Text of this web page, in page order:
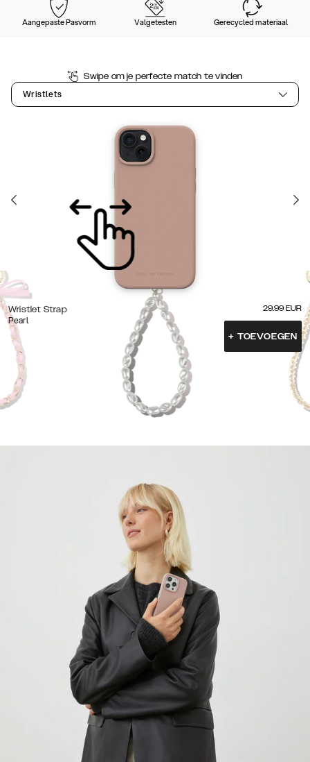
Aangepaste Pasvorm Valgetesten Gerecycled materiaal
Swipe om je perfecte match te vinden
Wristlets
Wristlet Strap
Pearl
29.99 EUR
+ TOEVOEGEN